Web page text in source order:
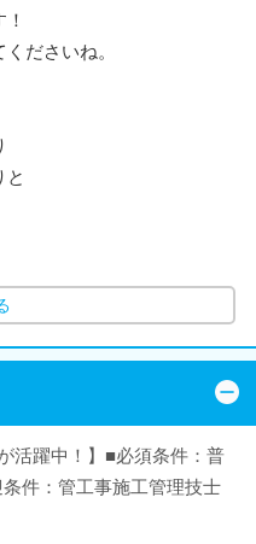
ださいね。
と
活躍中！】■必須条件：普
件：管工事施工管理技士